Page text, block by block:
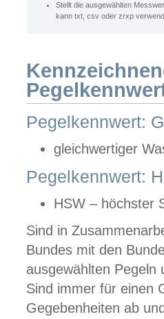
Stellt die ausgewählten
kann txt, csv oder zrxp
Pegelkennwert:
gleichwertiger
Pegelkennwert:
HSW – höchster
Sind in
Bundes mit den
ausgewählten
Sind immer für einen
Gegebenheiten ab